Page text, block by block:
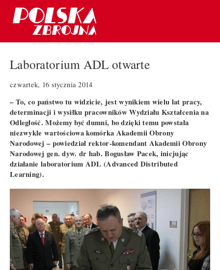
Laboratorium ADL otwarte
czwartek, 16 stycznia 2014
– To, co państwo tu widzicie, jest wynikiem wielu lat pracy,
determinacji i wysiłku pracowników Wydziału Kształcenia na
Odległość. Możemy być dumni, bo dzięki temu powstała
niezwykle wartościowa komórka Akademii Obrony
Narodowej – powiedział rektor-komendant Akademii Obrony
Narodowej gen. dyw. dr hab. Bogusław Pacek, inicjując
działanie laboratorium ADL (Advanced Distributed
Learning).